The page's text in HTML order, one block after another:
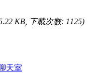
KB, 下載次數: 1125)
天室